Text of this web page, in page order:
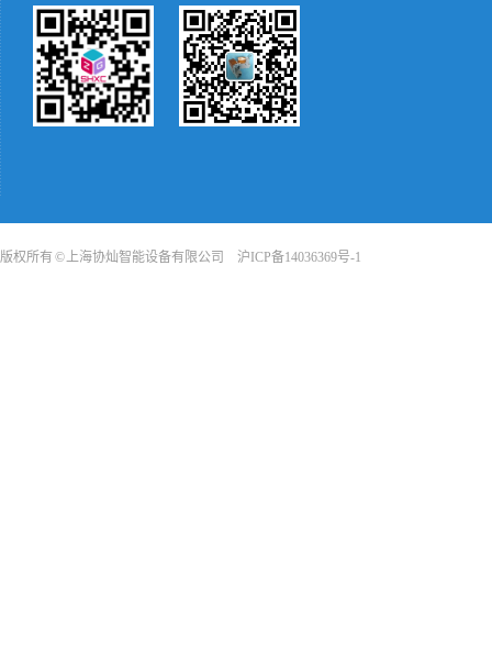
版权所有 © 上海协灿智能设备有限公司 沪ICP备14036369号-1